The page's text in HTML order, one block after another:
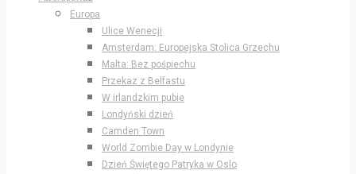
Europa
Ulice Wenecji
Amsterdam: Europejska Stolica Grzechu
Malta: Bez pośpiechu
Przekaz z Belfastu
W irlandzkim pubie
Londyński dzień
Camden Town
World Zombie Day w Londynie
Dzień Świętego Patryka w Oslo